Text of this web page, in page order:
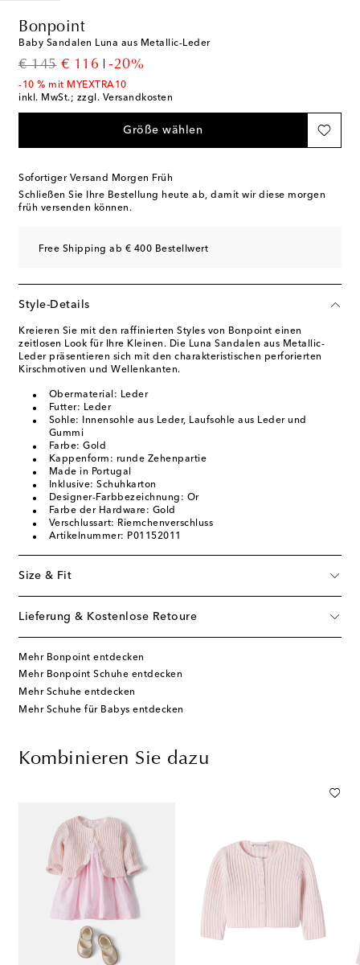
Bonpoint
Baby Sandalen Luna aus Metallic-Leder
€ 145
original price
€ 116
discount price
-20%
-10 % mit MYEXTRA10
inkl. MwSt.; zzgl. Versandkosten
Größe wählen
Sofortiger Versand Morgen Früh
Schließen Sie Ihre Bestellung heute ab, damit wir diese morgen
früh versenden können.
Free Shipping ab € 400 Bestellwert
Style-Details
Kreieren Sie mit den raffinierten Styles von Bonpoint einen
zeitlosen Look für Ihre Kleinen. Die Luna Sandalen aus Metallic-
Leder präsentieren sich mit den charakteristischen perforierten
Kirschmotiven und Wellenkanten.
Obermaterial: Leder
Futter: Leder
Sohle: Innensohle aus Leder, Laufsohle aus Leder und
Gummi
Farbe: Gold
Kappenform: runde Zehenpartie
Made in Portugal
Inklusive: Schuhkarton
Designer-Farbbezeichnung: Or
Farbe der Hardware: Gold
Verschlussart: Riemchenverschluss
Artikelnummer: P01152011
Size & Fit
Lieferung & Kostenlose Retoure
Mehr Bonpoint entdecken
Mehr Bonpoint Schuhe entdecken
Mehr Schuhe entdecken
Mehr Schuhe für Babys entdecken
Kombinieren Sie dazu